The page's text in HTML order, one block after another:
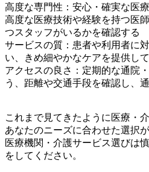
高度な専門性：安心・確実な医
高度な医療技術や経験を持つ医
つスタッフがいるかを確認する
サービスの質：患者や利用者に
い、きめ細やかなケアを提供し
アクセスの良さ：定期的な通院
う、距離や交通手段を確認し、
これまで見てきたように医療・
あなたのニーズに合わせた選択が
医療機関・介護サービス選びは
をしてください。